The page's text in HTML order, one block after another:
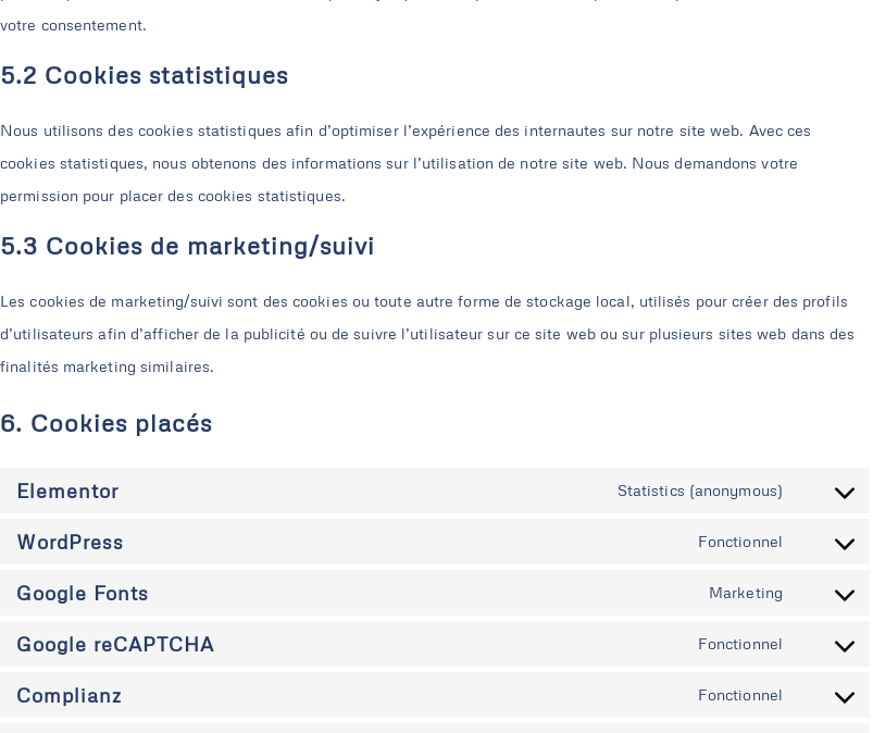
votre consentement.
5.2 Cookies statistiques
Nous utilisons des cookies statistiques afin d’optimiser l’expérience des internautes sur notre site web. Avec ces
cookies statistiques, nous obtenons des informations sur l’utilisation de notre site web. Nous demandons votre
permission pour placer des cookies statistiques.
5.3 Cookies de marketing/suivi
Les cookies de marketing/suivi sont des cookies ou toute autre forme de stockage local, utilisés pour créer des profils
d’utilisateurs afin d’afficher de la publicité ou de suivre l’utilisateur sur ce site web ou sur plusieurs sites web dans des
finalités marketing similaires.
6. Cookies placés
Elementor Statistics (anonymous)
WordPress Fonctionnel
Google Fonts Marketing
Google reCAPTCHA Fonctionnel
Complianz Fonctionnel